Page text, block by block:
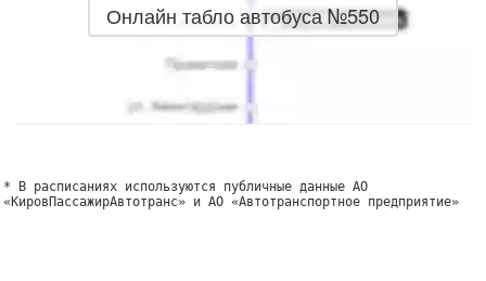
Онлайн табло автобуса №550
* В расписаниях используются публичные данные АО
«КировПассажирАвтотранс» и АО «Автотранспортное предприятие»